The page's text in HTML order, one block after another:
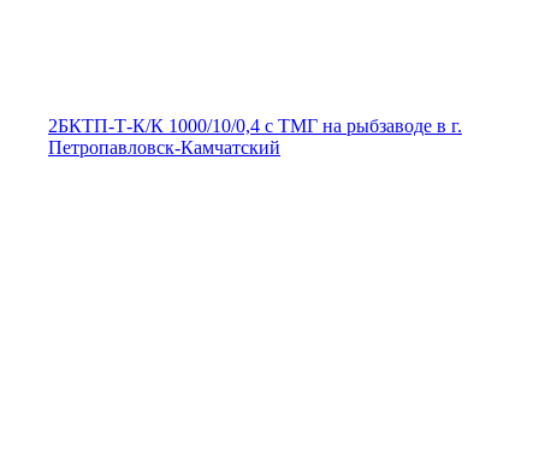
2БКТП-Т-К/К 1000/10/0,4 с ТМГ на рыбзаводе в г.
Петропавловск-Камчатский